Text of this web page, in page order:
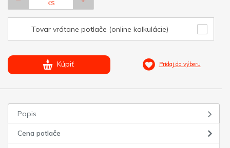
KS
Tovar vrátane potlače (online kalkulácie)
Kúpiť Pridaj do výberu
Popis
Cena potlače